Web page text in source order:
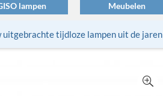
lampen Meubelen
tijdloze lampen uit de jaren 30